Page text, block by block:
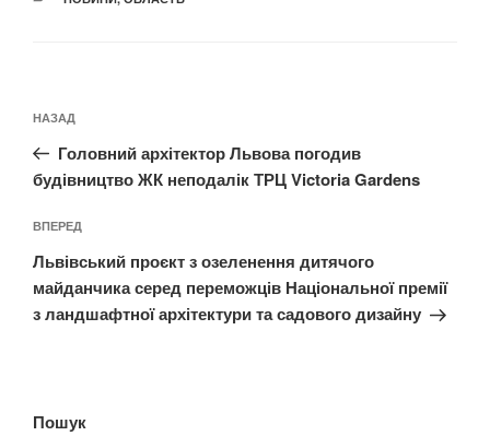
записів
Попередній
запис:
НАЗАД
Головний архітектор Львова погодив
будівництво ЖК неподалік ТРЦ Victoria Gardens
Наступний
запис
ВПЕРЕД
Львівський проєкт з озеленення дитячого
майданчика серед переможців Національної премії
з ландшафтної архітектури та садового дизайну
Пошук